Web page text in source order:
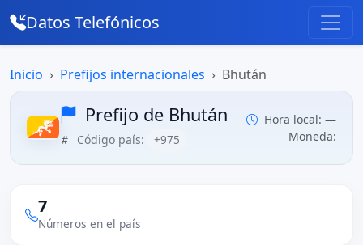
Datos Telefónicos
Inicio Prefijos internacionales Bhután
Prefijo de Bhután
Código país: +975
Hora local: —
Moneda:
7
Números en el país